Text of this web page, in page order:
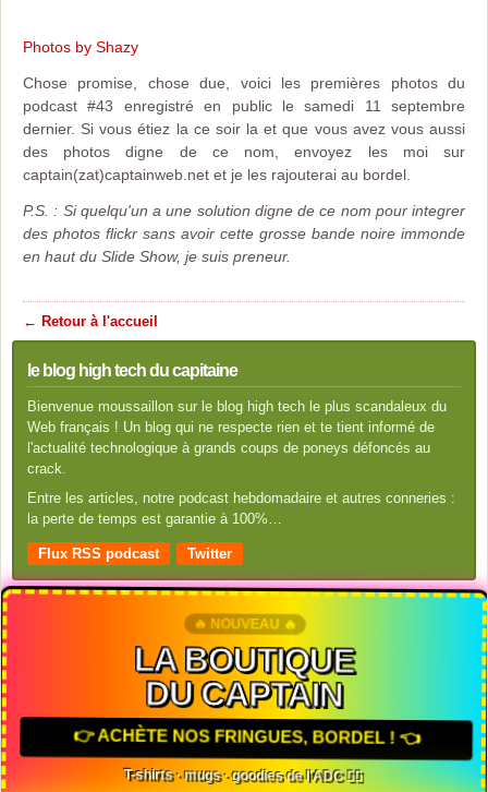
Photos by Shazy
Chose promise, chose due, voici les premières photos du
podcast #43 enregistré en public le samedi 11 septembre
dernier. Si vous étiez la ce soir la et que vous avez vous aussi
des photos digne de ce nom, envoyez les moi sur
captain(zat)captainweb.net et je les rajouterai au bordel.
P.S. : Si quelqu'un a une solution digne de ce nom pour integrer
des photos flickr sans avoir cette grosse bande noire immonde
en haut du Slide Show, je suis preneur.
← Retour à l'accueil
le blog high tech du capitaine
Bienvenue moussaillon sur le blog high tech le plus scandaleux du
Web français ! Un blog qui ne respecte rien et te tient informé de
l'actualité technologique à grands coups de poneys défoncés au
crack.
Entre les articles, notre podcast hebdomadaire et autres conneries :
la perte de temps est garantie à 100%…
Flux RSS podcast Twitter
🔥 NOUVEAU 🔥
LA BOUTIQUE
DU CAPTAIN
👉 ACHÈTE NOS FRINGUES, BORDEL ! 👈
T-shirts · mugs · goodies de l'ADC 🏴‍☠️